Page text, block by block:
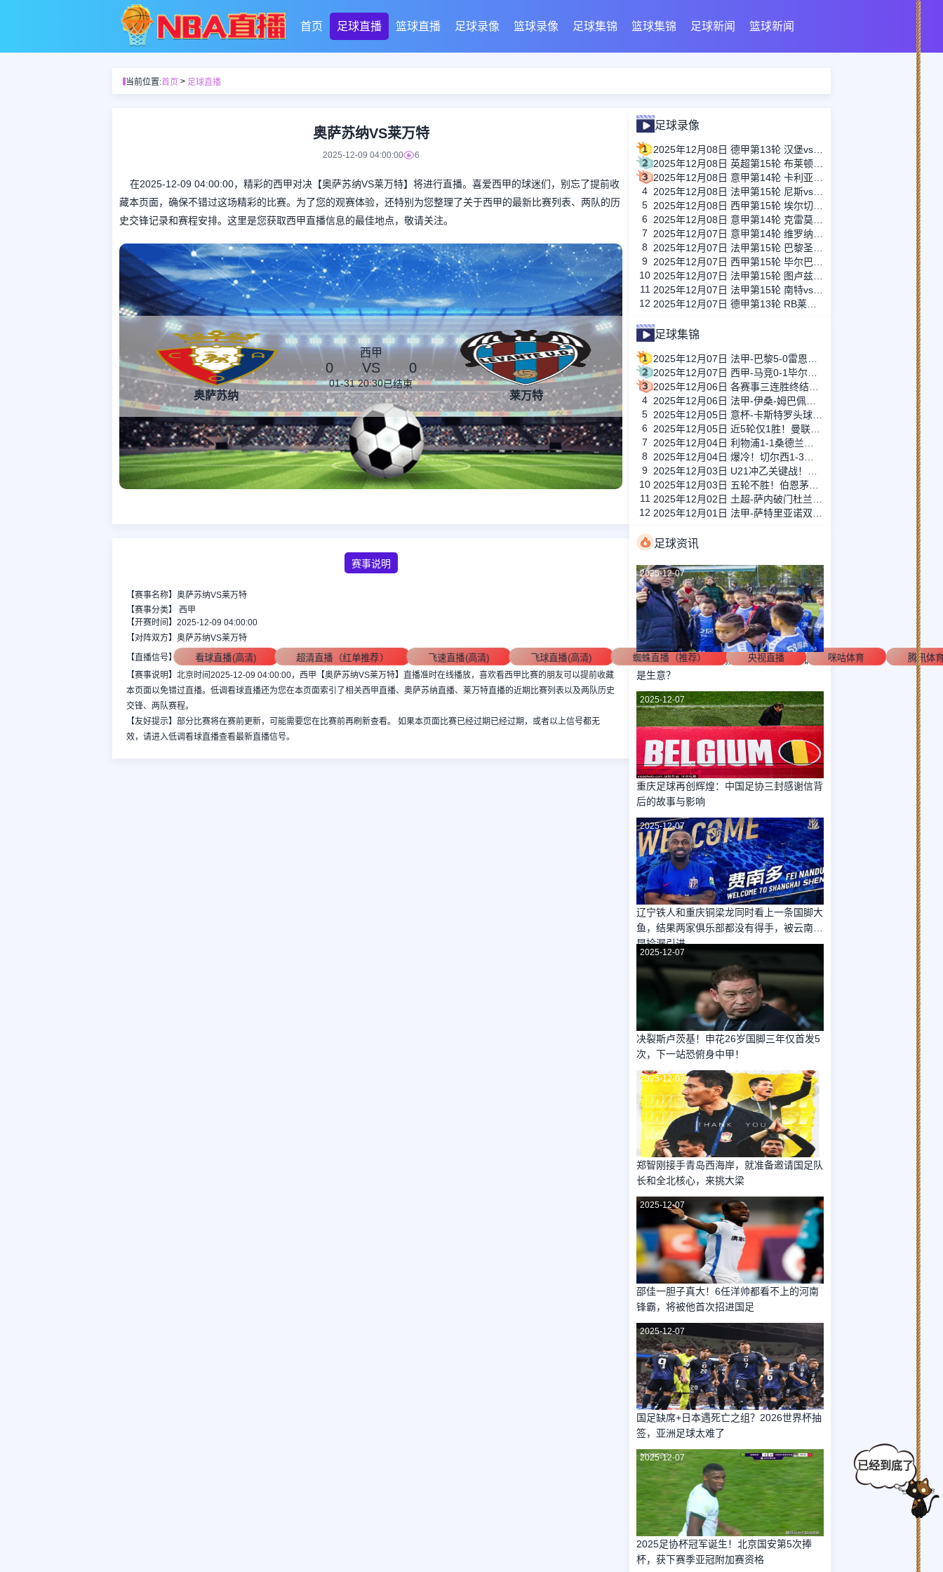
首页 足球直播 篮球直播 足球录像 篮球录像 足球集锦 篮球集锦 足球新闻 篮球新闻
当前位置:首页 > 足球直播
奥萨苏纳VS莱万特
2025-12-09 04:00:00 6
在2025-12-09 04:00:00，精彩的西甲对决【奥萨苏纳VS莱万特】将进行直播。喜爱西甲的球迷们，别忘了提前收
藏本页面，确保不错过这场精彩的比赛。为了您的观赛体验，还特别为您整理了关于西甲的最新比赛列表、两队的历
史交锋记录和赛程安排。这里是您获取西甲直播信息的最佳地点，敬请关注。
奥萨苏纳
西甲
0 VS 0
01-31 20:30已结束
莱万特
赛事说明
【赛事名称】奥萨苏纳VS莱万特
【赛事分类】 西甲
【开赛时间】2025-12-09 04:00:00
【对阵双方】奥萨苏纳VS莱万特
【直播信号】
看球直播(高清) 超清直播（红单推荐） 飞速直播(高清) 飞球直播(高清) 蜘蛛直播（推荐） 央视直播 咪咕体育 腾讯体育
【赛事说明】北京时间2025-12-09 04:00:00，西甲【奥萨苏纳VS莱万特】直播准时在线播放，喜欢看西甲比赛的朋友可以提前收藏
本页面以免错过直播。低调看球直播还为您在本页面索引了相关西甲直播、奥萨苏纳直播、莱万特直播的近期比赛列表以及两队历史
交锋、两队赛程。
【友好提示】部分比赛将在赛前更新，可能需要您在比赛前再刷新查看。 如果本页面比赛已经过期已经过期，或者以上信号都无
效，请进入低调看球直播查看最新直播信号。
足球录像
1
2
3
4
5
6
7
8
9
10
11
12
足球集锦
1
2
3
4
5
6
7
8
9
10
11
12
足球资讯
2025-12-07
前国脚炮轰董路：用孩子赚黑心钱，青训还
是生意？
2025-12-07
重庆足球再创辉煌：中国足协三封感谢信背
后的故事与影响
2025-12-07
辽宁铁人和重庆铜梁龙同时看上一条国脚大
鱼，结果两家俱乐部都没有得手，被云南玉
昆捡漏引进
2025-12-07
决裂斯卢茨基！申花26岁国脚三年仅首发5
次，下一站恐俯身中甲！
2025-12-07
郑智刚接手青岛西海岸，就准备邀请国足队
长和全北核心，来挑大梁
2025-12-07
邵佳一胆子真大！6任洋帅都看不上的河南
锋霸，将被他首次招进国足
2025-12-07
国足缺席+日本遇死亡之组？2026世界杯抽
签，亚洲足球太难了
2025-12-07
2025足协杯冠军诞生！北京国安第5次捧
杯，获下赛季亚冠附加赛资格